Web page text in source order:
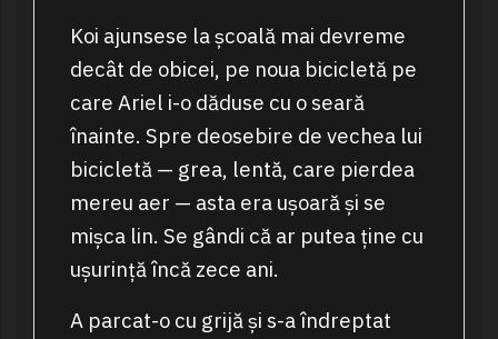
Koi ajunsese la școală mai devreme
decât de obicei, pe noua bicicletă pe
care Ariel i-o dăduse cu o seară
înainte. Spre deosebire de vechea lui
bicicletă — grea, lentă, care pierdea
mereu aer — asta era ușoară și se
mișca lin. Se gândi că ar putea ține cu
ușurință încă zece ani.
A parcat-o cu grijă și s-a îndreptat